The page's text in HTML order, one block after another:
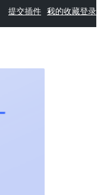
提交插件 我的收藏登录